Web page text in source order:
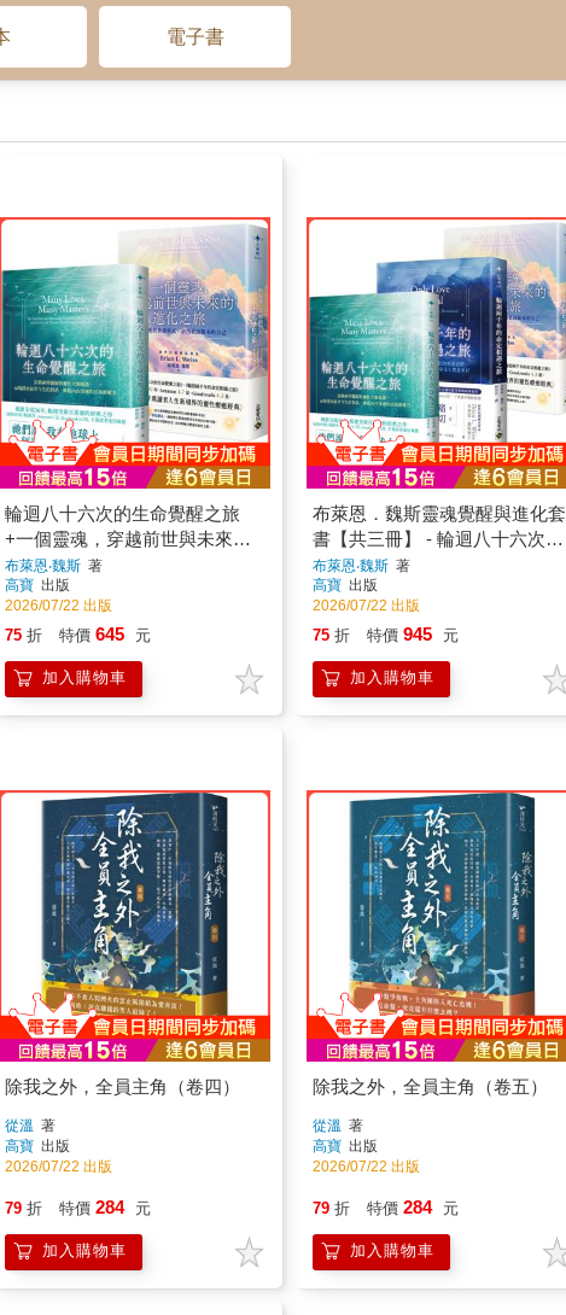
輪迴八十六次的生命覺醒之旅
+一個靈魂，穿越前世與未來的
進化之旅【套書共二冊】
布萊恩‧魏斯著
高寶出版
2026/07/22 出版
75 折 特價 645 元
加入購物車
布萊恩．魏斯靈魂覺醒與進化套
書【共三冊】 - 輪迴八十六次的
生命覺醒之旅×輪迴兩千年的命
定相遇之旅×一個靈魂，穿越前
世與未來的進化之旅
布萊恩‧魏斯著
高寶出版
2026/07/22 出版
75 折 特價 945 元
加入購物車
除我之外，全員主角（卷四）
著
出版
2026/07/22 出版
特價 284 元
加入購物車
除我之外，全員主角（卷五）
出版
2026/07/22 出版
特價 284 元
加入購物車